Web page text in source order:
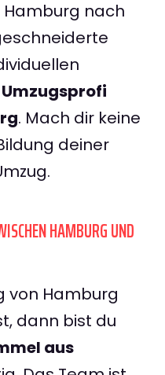
Hamburg nach
Umzugsprofi
. Mach dir keine
deiner
HAMBURG UND
von Hamburg
dann bist du
aus